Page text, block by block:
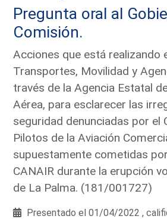
Pregunta oral al
Comisión.
Acciones que está realizando
Transportes, Movilidad y
través de la Agencia Estatal
Aérea, para esclarecer las
seguridad denunciadas por el
Pilotos de la Aviación
supuestamente cometidas
CANAIR durante la erupción
de La Palma. (181/001727)
Presentado el 01/04/2022 ,